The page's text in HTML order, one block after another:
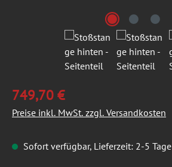
749,70 €
Preise inkl. MwSt. zzgl. Versandkosten
Sofort verfügbar, Lieferzeit: 2-5 Tage